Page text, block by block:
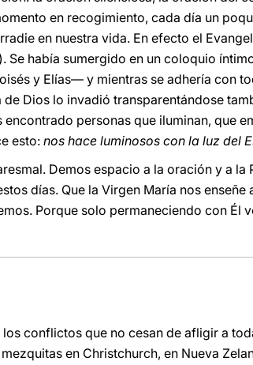
en recogimiento, cada día un
en nuestra vida. En efecto el
había sumergido en un coloquio
y Elías— y mientras se adhería con
Dios lo invadió transparentándose
personas que iluminan, que
esto: nos hace luminosos con la luz del
Demos espacio a la oración y a la
días. Que la Virgen María nos
Porque solo permaneciendo con Él
conflictos que no cesan de afligir a
en Christchurch, en Nueva